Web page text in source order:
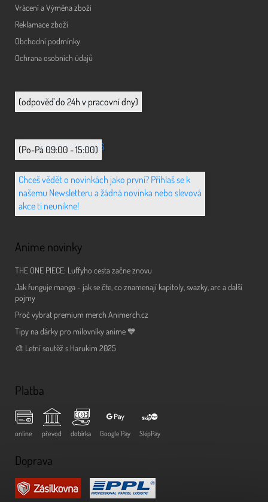
Vrácení a Výměna zboží
Reklamace zboží
Obchodní podmínky
Ochrana osobních údajů
info@animerch.cz
(odpověď do 24h v pracovní dny)
+420 702 851 036
(Po-Pá 09:00 - 15:00)
Chceš vědět o novinkách jako první? Přihlaš se k
našemu Newsletteru a žádná novinka nebo slevová
akce ti neunikne!
Anime novinky
THE ONE PIECE: Luffyho cesta začne znovu
Jak funguje manga - jak se čte, co znamenají kapitoly, svazky, arc a další
pojmy
Proč vybrat premium merch Animerch.cz
Tipy na dárky pro milovníky anime 💙
🎨 Letní soutěž s Harukim 2025
Platba
online převod dobírka Google Pay SkipPay
Doprava